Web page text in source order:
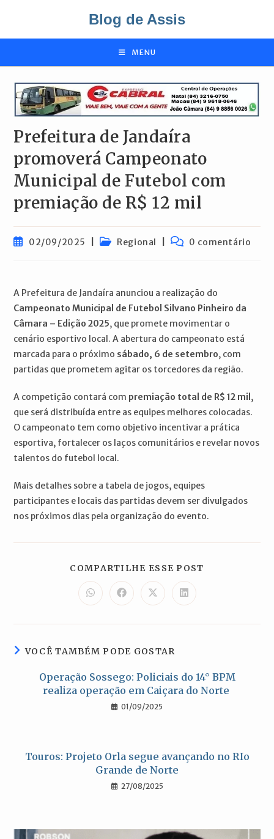
o
Blog de Assis
MENU
Prefeitura de Jandaíra
promoverá Campeonato
Municipal de Futebol com
premiação de R$ 12 mil
Post02/09/2025
Categoria
Regional
Comentários
0 comentário
A Prefeitura de Jandaíra anunciou a realização do
Campeonato Municipal de Futebol Silvano Pinheiro da
Câmara – Edição 2025, que promete movimentar o
cenário esportivo local. A abertura do campeonato está
marcada para o próximo sábado, 6 de setembro, com
partidas que prometem agitar os torcedores da região.
A competição contará com premiação total de R$ 12 mil ,
que será distribuída entre as equipes melhores colocadas.
O campeonato tem como objetivo incentivar a prática
esportiva, fortalecer os laços comunitários e revelar novos
talentos do futebol local.
Mais detalhes sobre a tabela de jogos, equipes
participantes e locais das partidas devem ser divulgados
nos próximos dias pela organização do evento.
COMPARTILHE ESSE POST
Abre
em
nova
Abre
em
nova
Abre
em
nova
Abre
em
nova
VOCÊ TAMBÉM PODE GOSTAR
Operação Sossego: Policiais do 14° BPM
realiza operação em Caiçara do Norte
01/09/2025
Touros: Projeto Orla segue avançando no RIo
Grande de Norte
27/08/2025